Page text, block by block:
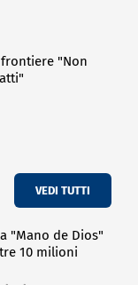
"Non
VEDI TUTTI
"Mano de Dios"
10 milioni